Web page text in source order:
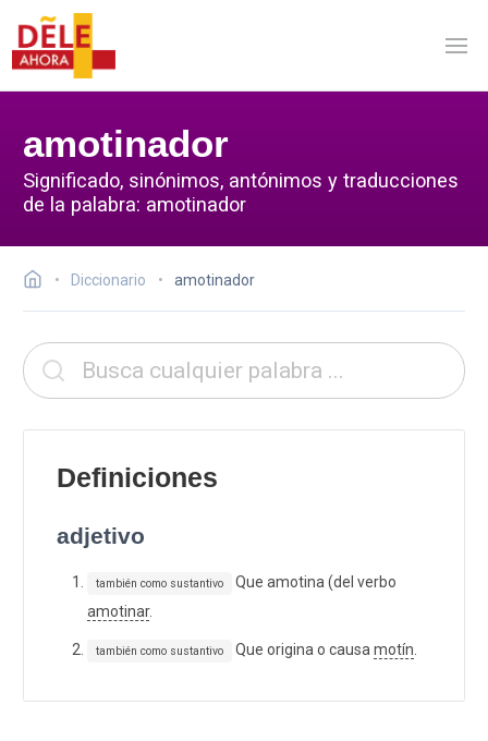
amotinador
Significado, sinónimos, antónimos y traducciones
de la palabra: amotinador
Diccionario amotinador
Definiciones
adjetivo
también como sustantivo
Que amotina (del verbo
amotinar.
también como sustantivo Que origina o causa motín